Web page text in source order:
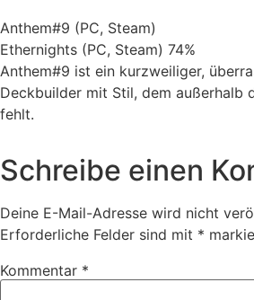
Anthem#9 (PC, Steam)
Ethernights (PC, Steam) 74%
Anthem#9 ist ein kurzweiliger,
Deckbuilder mit Stil, dem außerhalb
fehlt.
Schreibe einen
Deine E-Mail-Adresse wird nicht
Erforderliche Felder sind mit *
Kommentar *